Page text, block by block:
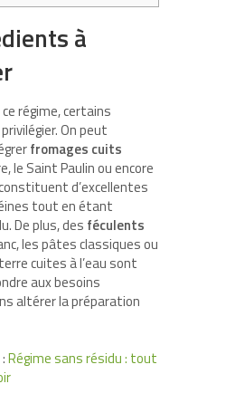
à
régime, certains
On peut
fromages cuits
le Saint Paulin ou encore
d’excellentes
tout en étant
De plus, des féculents
les pâtes classiques ou
cuites à l’eau sont
aux besoins
altérer la préparation
Régime sans résidu : tout